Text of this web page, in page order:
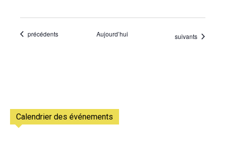
Évènements
précédents Aujourd’hui Évènements
suivants
Calendrier des événements